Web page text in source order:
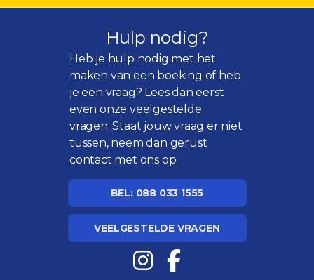
Hulp nodig?
Heb je hulp nodig met het
maken van een boeking of heb
je een vraag? Lees dan eerst
even onzeveelgestelde
vragen. Staat jouw vraag er niet
tussen, neem dan gerust
contact met ons op.
BEL: 088 033 1555
VEELGESTELDE VRAGEN